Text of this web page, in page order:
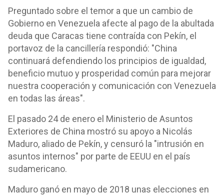
Preguntado sobre el temor a que un cambio de
Gobierno en Venezuela afecte al pago de la abultada
deuda que Caracas tiene contraída con Pekín, el
portavoz de la cancillería respondió: "China
continuará defendiendo los principios de igualdad,
beneficio mutuo y prosperidad común para mejorar
nuestra cooperación y comunicación con Venezuela
en todas las áreas".
El pasado 24 de enero el Ministerio de Asuntos
Exteriores de China mostró su apoyo a Nicolás
Maduro, aliado de Pekín, y censuró la "intrusión en
asuntos internos" por parte de EEUU en el país
sudamericano.
Maduro ganó en mayo de 2018 unas elecciones en